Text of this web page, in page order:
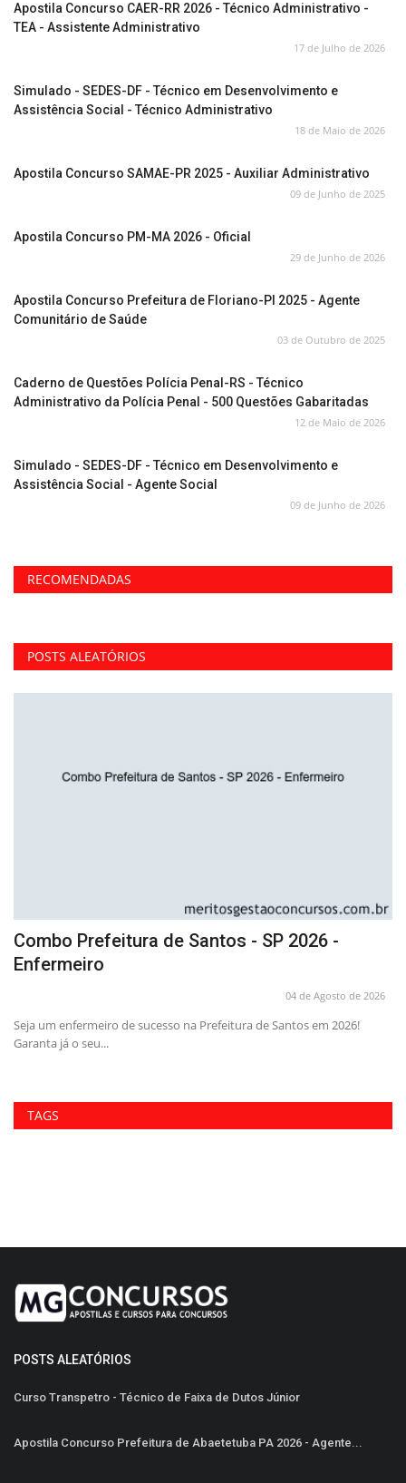
Apostila Concurso CAER-RR 2026 - Técnico Administrativo -
TEA - Assistente Administrativo
17 de Julho de 2026
Simulado - SEDES-DF - Técnico em Desenvolvimento e
Assistência Social - Técnico Administrativo
18 de Maio de 2026
Apostila Concurso SAMAE-PR 2025 - Auxiliar Administrativo
09 de Junho de 2025
Apostila Concurso PM-MA 2026 - Oficial
29 de Junho de 2026
Apostila Concurso Prefeitura de Floriano-PI 2025 - Agente
Comunitário de Saúde
03 de Outubro de 2025
Caderno de Questões Polícia Penal-RS - Técnico
Administrativo da Polícia Penal - 500 Questões Gabaritadas
12 de Maio de 2026
Simulado - SEDES-DF - Técnico em Desenvolvimento e
Assistência Social - Agente Social
09 de Junho de 2026
RECOMENDADAS
POSTS ALEATÓRIOS
Combo Prefeitura de Santos - SP 2026 -
Enfermeiro
04 de Agosto de 2026
Seja um enfermeiro de sucesso na Prefeitura de Santos em 2026!
Garanta já o seu...
TAGS
POSTS ALEATÓRIOS
Curso Transpetro - Técnico de Faixa de Dutos Júnior
Apostila Concurso Prefeitura de Abaetetuba PA 2026 - Agente...